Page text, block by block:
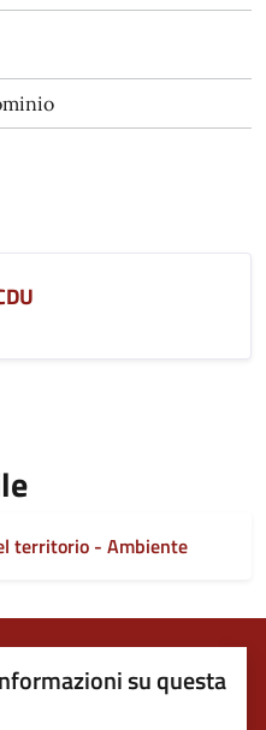
territorio - Ambiente
su questa